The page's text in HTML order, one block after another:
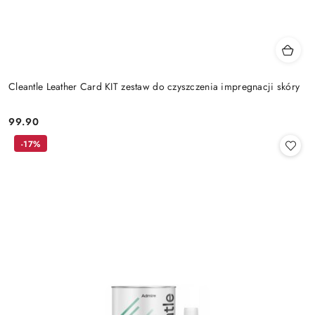
Cleantle Leather Card KIT zestaw do czyszczenia impregnacji skóry
Cena:
99.90
-17%